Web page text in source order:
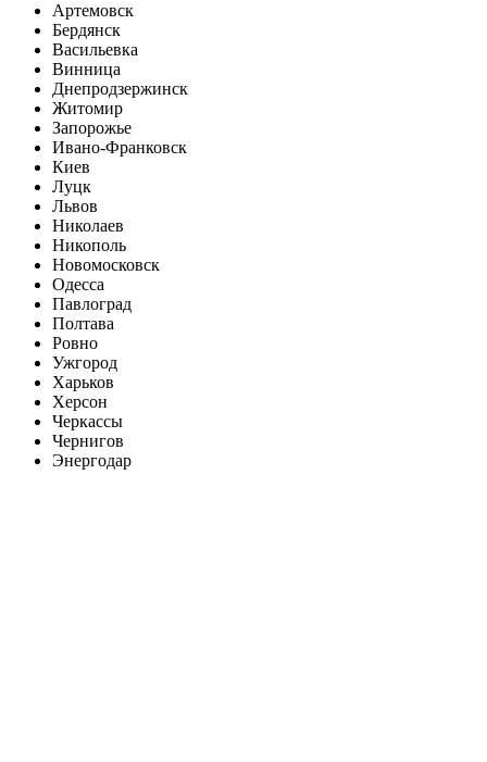
Артемовск
Бердянск
Васильевка
Винница
Днепродзержинск
Житомир
Запорожье
Ивано-Франковск
Киев
Луцк
Львов
Николаев
Никополь
Новомосковск
Одесса
Павлоград
Полтава
Ровно
Ужгород
Харьков
Херсон
Черкассы
Чернигов
Энергодар